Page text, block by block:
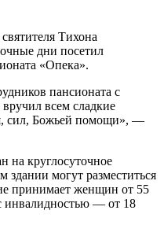
Тихона
дни посетил
«Опека».
пансионата с
всем сладкие
сил, Божьей помощи», —
на круглосуточное
могут разместиться
принимает женщин от 55
инвалидностью — от 18